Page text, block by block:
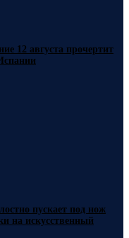
12 августа прочертит
пускает под нож
на искусственный